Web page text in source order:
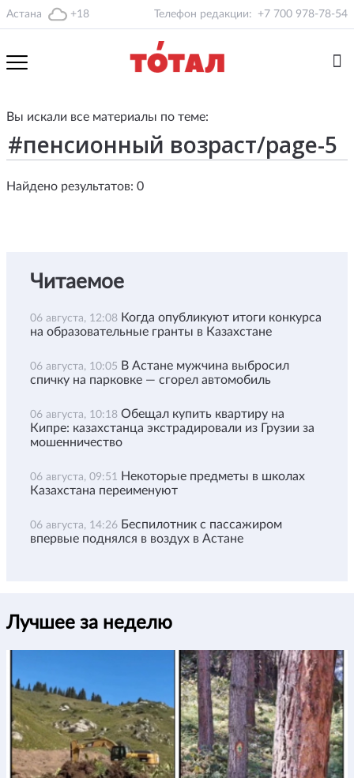
Астана +18 Телефон редакции: +7 700 978-78-54
Вы искали все материалы по теме:
Найдено результатов: 0
Читаемое
06 августа, 12:08 Когда опубликуют итоги конкурса
на образовательные гранты в Казахстане
06 августа, 10:05 В Астане мужчина выбросил
спичку на парковке — сгорел автомобиль
06 августа, 10:18 Обещал купить квартиру на
Кипре: казахстанца экстрадировали из Грузии за
мошенничество
06 августа, 09:51 Некоторые предметы в школах
Казахстана переименуют
06 августа, 14:26 Беспилотник с пассажиром
впервые поднялся в воздух в Астане
Лучшее за неделю